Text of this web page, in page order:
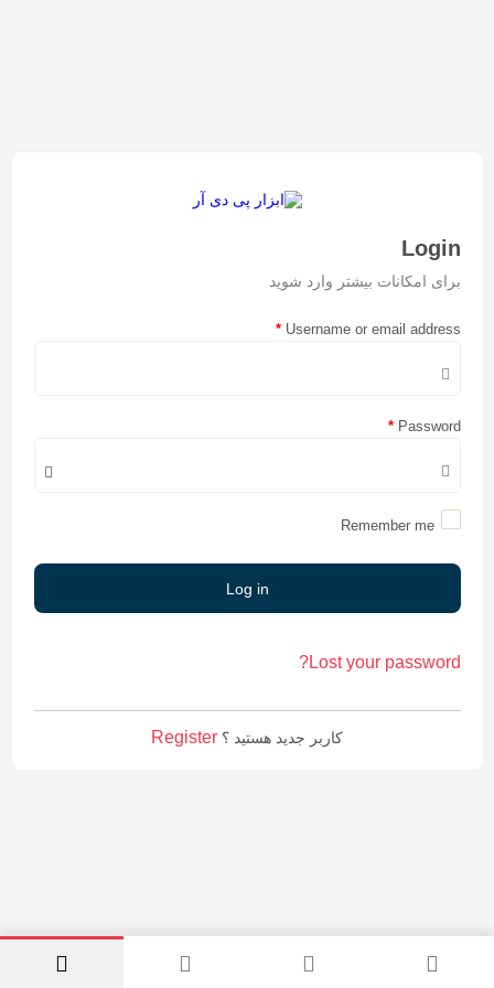
Login
برای امکانات بیشتر وارد شوید
Username or email address
*
Password
*
Remember me
Log in
Lost your password?
کاربر جدید هستید ؟ Register